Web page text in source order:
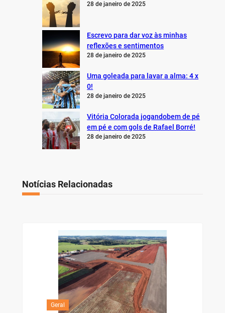
28 de janeiro de 2025
Escrevo para dar voz às minhas
reflexões e sentimentos
28 de janeiro de 2025
Uma goleada para lavar a alma: 4 x
0!
28 de janeiro de 2025
Vitória Colorada jogandobem de pé
em pé e com gols de Rafael Borré!
28 de janeiro de 2025
Notícias Relacionadas
Geral